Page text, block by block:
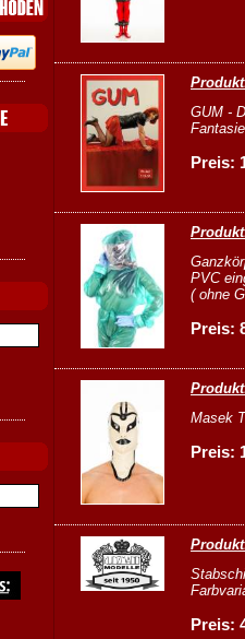
GUM -
Preis:
PVC
( ohne
Preis:
Masek
Preis:
Preis: